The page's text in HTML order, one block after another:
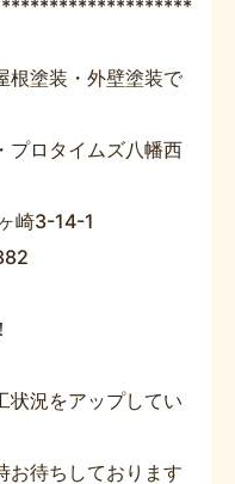
根塗装・外壁塗装で
プロタイムズ八幡西
崎3-14-1
状況をアップしてい
お待ちしております